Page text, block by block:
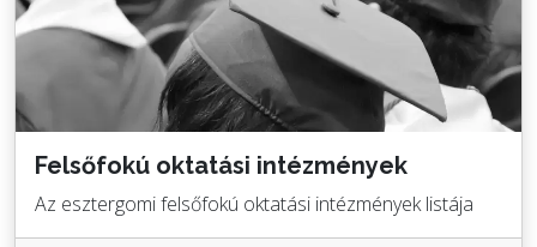
Felsőfokú oktatási intézmények
Az esztergomi felsőfokú oktatási intézmények listája